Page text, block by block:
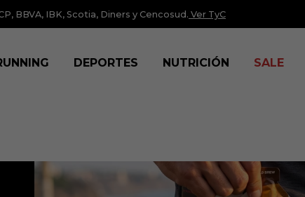
BBVA, IBK, Scotia, Diners y Cencosud. Ver TyC
DEPORTES NUTRICIÓN SALE